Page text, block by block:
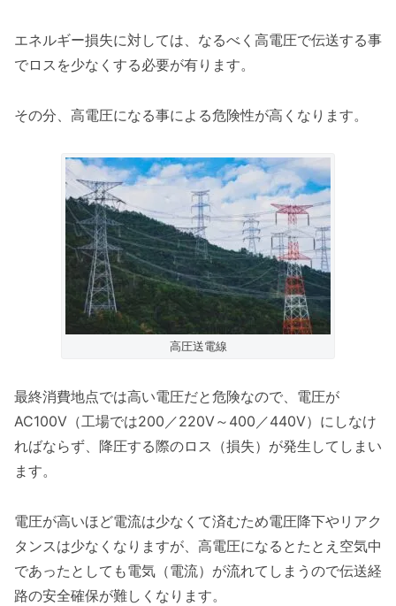
エネルギー損失に対しては、なるべく高電圧で伝送する事
でロスを少なくする必要が有ります。
その分、高電圧になる事による危険性が高くなります。
高圧送電線
最終消費地点では高い電圧だと危険なので、電圧が
AC100V（工場では200／220V～400／440V）にしなけ
ればならず、降圧する際のロス（損失）が発生してしまい
ます。
電圧が高いほど電流は少なくて済むため電圧降下やリアク
タンスは少なくなりますが、高電圧になるとたとえ空気中
であったとしても電気（電流）が流れてしまうので伝送経
路の安全確保が難しくなります。